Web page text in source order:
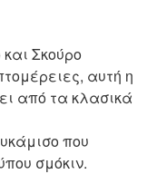
Σκούρο
αυτή η
από τα κλασικά
που
σμόκιν.